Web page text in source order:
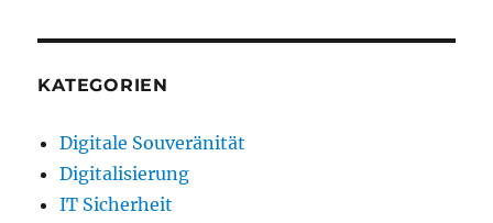
KATEGORIEN
Digitale Souveränität
Digitalisierung
IT Sicherheit